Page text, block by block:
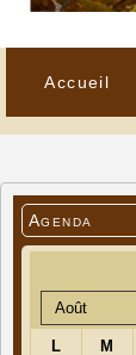
Accueil
Agenda